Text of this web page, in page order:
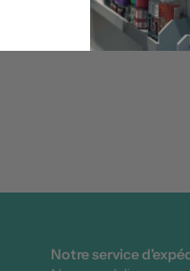
Notre service